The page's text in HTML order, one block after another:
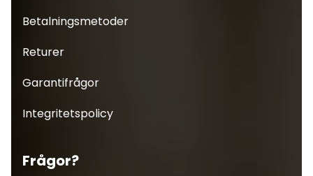
Betalningsmetoder
Returer
Garantifrågor
Integritetspolicy
Frågor?